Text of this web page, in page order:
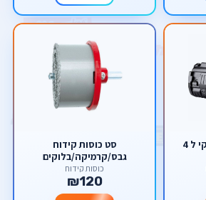
מטען לסוללות מילווקי ל 4
סט כוסות קידוח
גבס/קרמיקה/בלוקים
כוסות קידוח
₪120